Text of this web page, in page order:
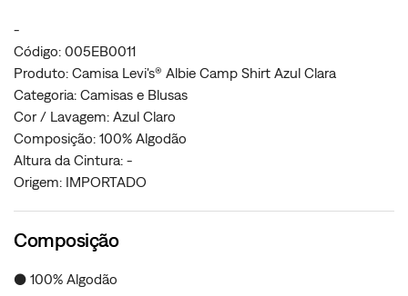
-
Código: 005EB0011
Produto: Camisa Levi's® Albie Camp Shirt Azul Clara
Categoria: Camisas e Blusas
Cor / Lavagem: Azul Claro
Composição: 100% Algodão
Altura da Cintura: -
Origem: IMPORTADO
Composição
● 100% Algodão